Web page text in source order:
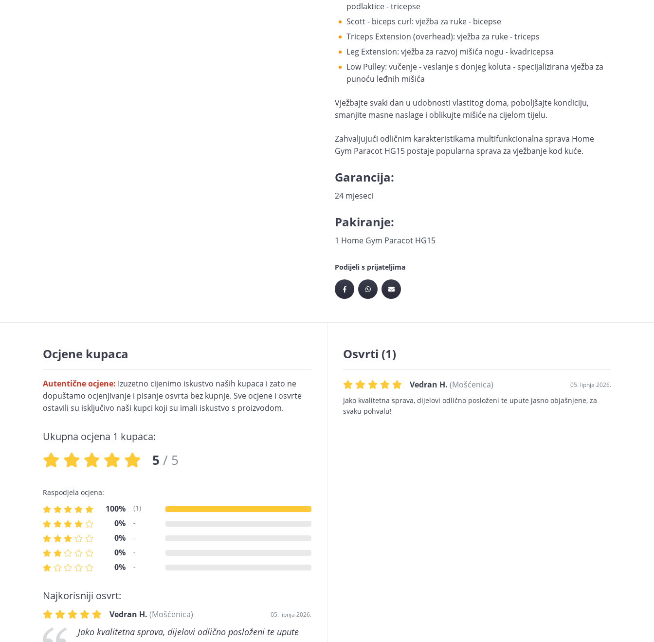
podlaktice - tricepse
Scott - biceps curl: vježba za ruke - bicepse
Triceps Extension (overhead): vježba za ruke - triceps
Leg Extension: vježba za razvoj mišića nogu - kvadricepsa
Low Pulley: vučenje - veslanje s donjeg koluta - specijalizirana vježba za
punoću leđnih mišića
Vježbajte svaki dan u udobnosti vlastitog doma, poboljšajte kondiciju,
smanjite masne naslage i oblikujte mišiće na cijelom tijelu.
Zahvaljujući odličnim karakteristikama multifunkcionalna sprava Home
Gym Paracot HG15 postaje popularna sprava za vježbanje kod kuće.
Garancija:
24 mjeseci
Pakiranje:
1 Home Gym Paracot HG15
Podijeli s prijateljima
Ocjene kupaca
Autentične ocjene: Izuzetno cijenimo iskustvo naših kupaca i zato ne
dopuštamo ocjenjivanje i pisanje osvrta bez kupnje. Sve ocjene i osvrte
ostavili su isključivo naši kupci koji su imali iskustvo s proizvodom.
Ukupna ocjena 1 kupaca:
5 / 5
Raspodjela ocjena:
100% (1)
0% -
0% -
0% -
0% -
Najkorisniji osvrt:
Vedran H. (Mošćenica) 05. lipnja 2026.
Jako kvalitetna sprava, dijelovi odlično posloženi te upute
Osvrti (1)
Vedran H. (Mošćenica) 05. lipnja 2026.
Jako kvalitetna sprava, dijelovi odlično posloženi te upute jasno objašnjene, za
svaku pohvalu!